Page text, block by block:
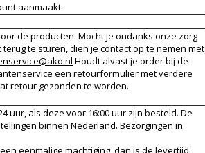
aanmaakt.
de producten. Mocht je ondanks onze zorg
te sturen, dien je contact op te nemen met
Houdt alvast je order bij de
een retourformulier met verdere
retour gezonden te worden.
uur, als deze voor 16:00 uur zijn besteld. De
binnen Nederland. Bezorgingen in
eenmalige machtiging, dan is de levertijd